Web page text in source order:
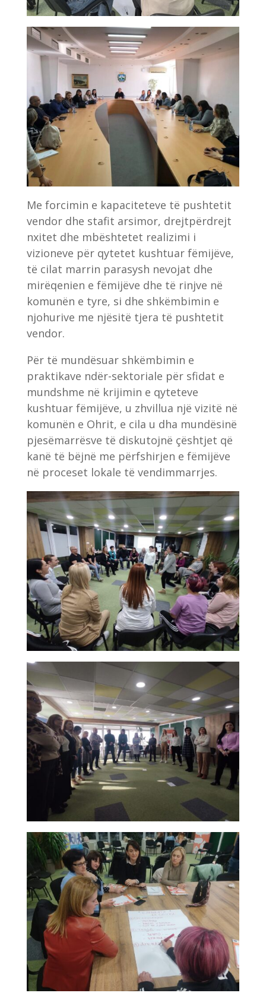
Me forcimin e kapaciteteve të pushtetit
vendor dhe stafit arsimor, drejtpërdrejt
nxitet dhe mbështetet realizimi i
vizioneve për qytetet kushtuar fëmijëve,
të cilat marrin parasysh nevojat dhe
mirëqenien e fëmijëve dhe të rinjve në
komunën e tyre, si dhe shkëmbimin e
njohurive me njësitë tjera të pushtetit
vendor.
Për të mundësuar shkëmbimin e
praktikave ndër-sektoriale për sfidat e
mundshme në krijimin e qyteteve
kushtuar fëmijëve, u zhvillua një vizitë në
komunën e Ohrit, e cila u dha mundësinë
pjesëmarrësve të diskutojnë çështjet që
kanë të bëjnë me përfshirjen e fëmijëve
në proceset lokale të vendimmarrjes.